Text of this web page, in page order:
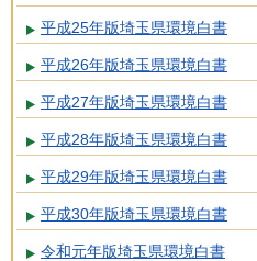
平成25年版埼玉県環境白書
平成26年版埼玉県環境白書
平成27年版埼玉県環境白書
平成28年版埼玉県環境白書
平成29年版埼玉県環境白書
平成30年版埼玉県環境白書
令和元年版埼玉県環境白書